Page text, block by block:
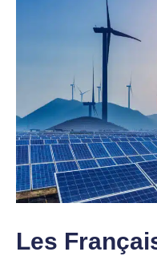
Les